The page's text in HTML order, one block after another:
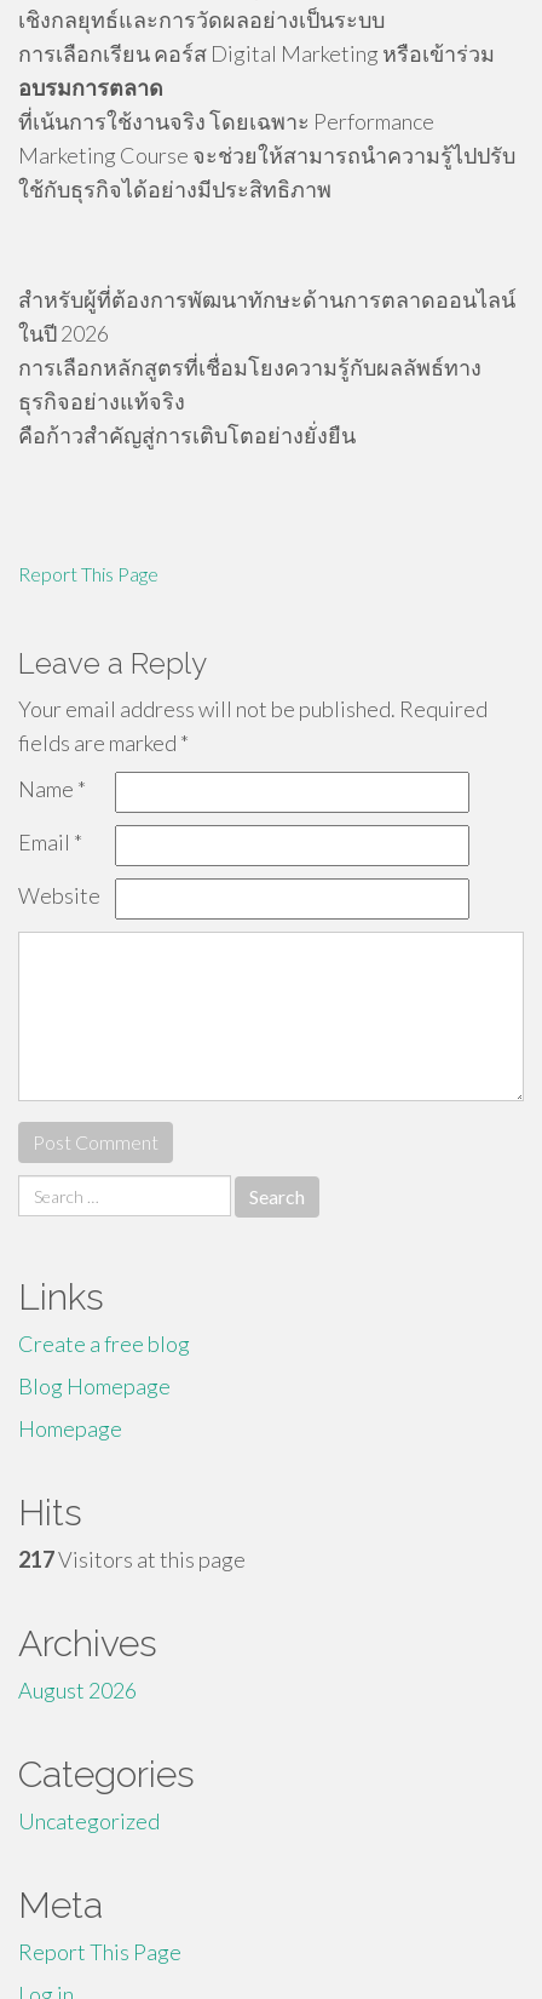
เชิงกลยุทธ์และการวัดผลอย่างเป็นระบบ
การเลือกเรียน คอร์ส Digital Marketing หรือเข้าร่วม
อบรมการตลาด
ที่เน้นการใช้งานจริง โดยเฉพาะ Performance
Marketing Course จะช่วยให้สามารถนำความรู้ไปปรับ
ใช้กับธุรกิจได้อย่างมีประสิทธิภาพ
สำหรับผู้ที่ต้องการพัฒนาทักษะด้านการตลาดออนไลน์
ในปี 2026
การเลือกหลักสูตรที่เชื่อมโยงความรู้กับผลลัพธ์ทาง
ธุรกิจอย่างแท้จริง
คือก้าวสำคัญสู่การเติบโตอย่างยั่งยืน
Report This Page
Leave a Reply
Your email address will not be published. Required
fields are marked *
Name *
Email *
Website
Search
for:
Links
Create a free blog
Blog Homepage
Homepage
Hits
217Visitors at this page
Archives
August 2026
Categories
Uncategorized
Meta
Report This Page